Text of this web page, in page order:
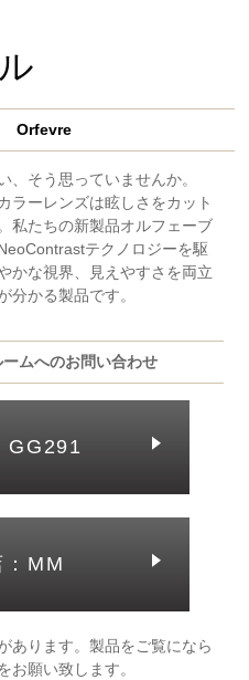
Orfevre
、そう思っていませんか。
ラーレンズは眩しさをカット
私たちの新製品オルフェーブ
テクノロジーを駆
かな視界、見えやすさを両立
分かる製品です。
ムへのお問い合わせ
GG291
MM
あります。製品をご覧になら
お願い致します。